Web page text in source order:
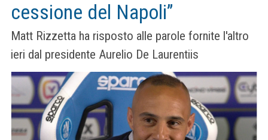
cessione del Napoli”
Matt Rizzetta ha risposto alle parole fornite l'altro
ieri dal presidente Aurelio De Laurentiis